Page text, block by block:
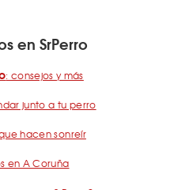
en SrPerro
: consejos y más
junto a tu perro
hacen sonreír
en A Coruña